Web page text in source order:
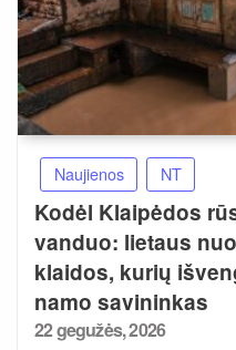
Naujienos NT
Kodėl Klaipėdos
vanduo: lietaus
klaidos, kurių
namo savininkas
Posted
22 gegužės, 2026